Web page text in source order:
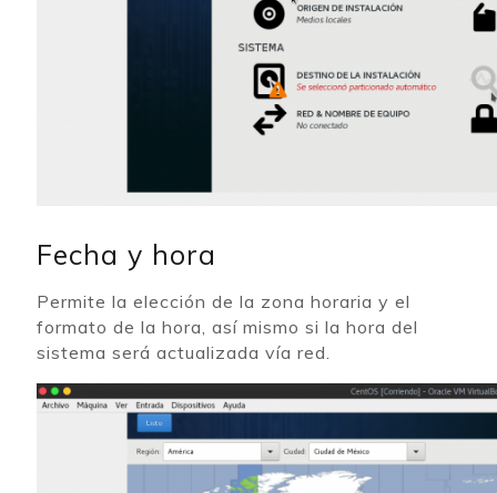
Fecha y hora
Permite la elección de la zona horaria y el
formato de la hora, así mismo si la hora del
sistema será actualizada vía red.